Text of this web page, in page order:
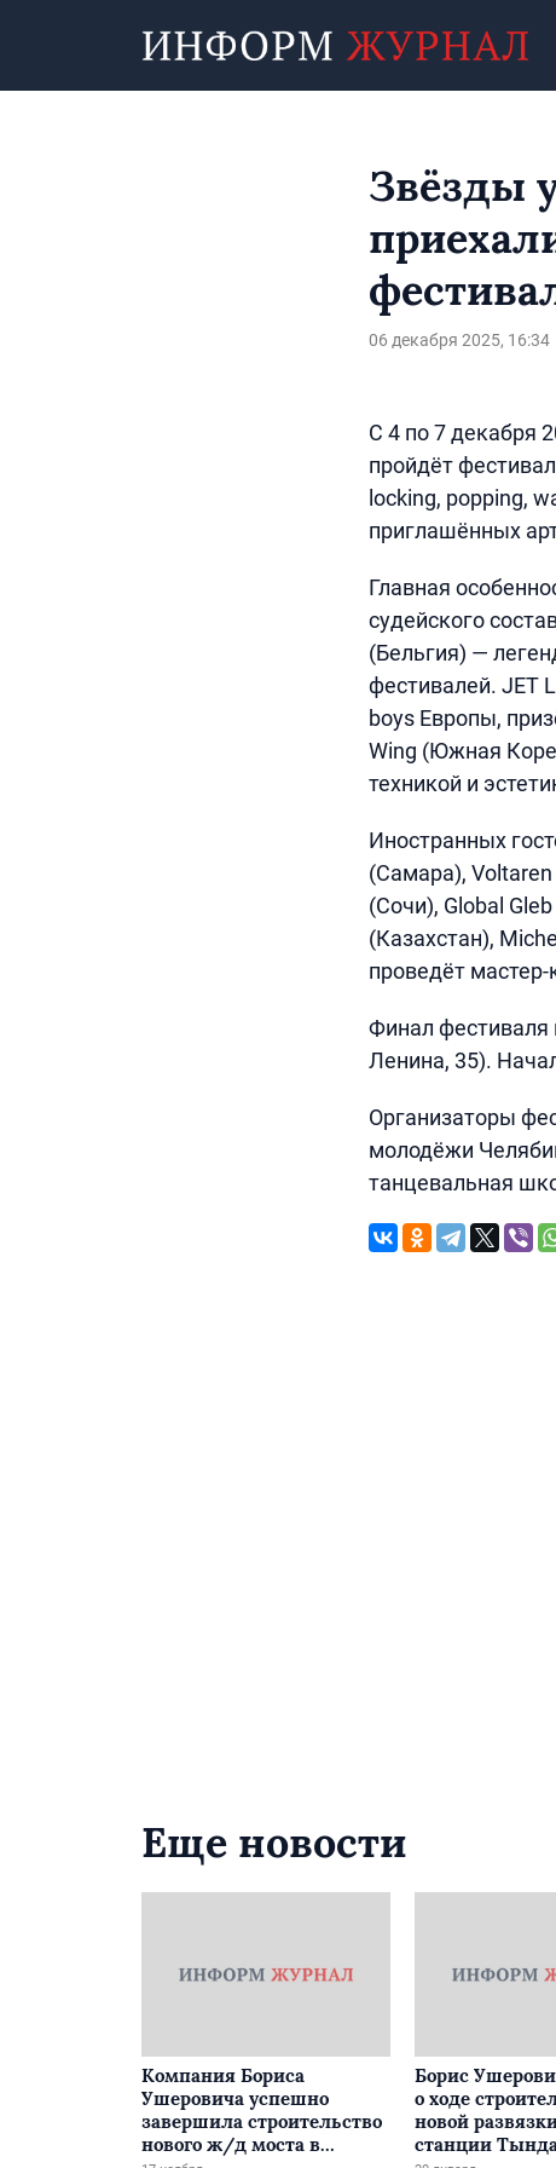
Звёзды
06 декабря 2025, 16:34
С 4 по 7 декабря
пройдёт
locking, popping,
приглашённых
Главная
судейского
(Бельгия) —
фестивалей. JET
boys Европы,
Wing (Южная
техникой и
Иностранных
(Самара),
(Сочи), Global
(Казахстан),
проведёт мастер-
Финал фестиваля
Ленина, 35).
Организаторы
молодёжи
танцевальная
Еще новости
Компания Бориса
Ушеровича успешно
завершила строительство
нового ж/д моста в
Борис
о ходе
новой
станции